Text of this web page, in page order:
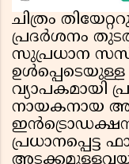
ചിത്രം
പ്രദർശനം
സുപ്രധാന
ഉൾപ്പെടെയുള്ള
വ്യാപകമായി
നായകനായ
ഇൻട്രൊഡക്ഷൻ
പ്രധാനപ്പെട്ട